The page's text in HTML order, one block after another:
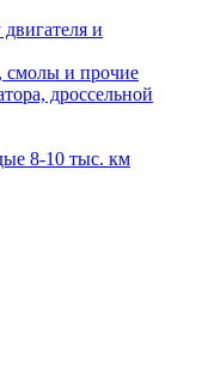
и
смолы и прочие
дроссельной
8-10 тыс. км